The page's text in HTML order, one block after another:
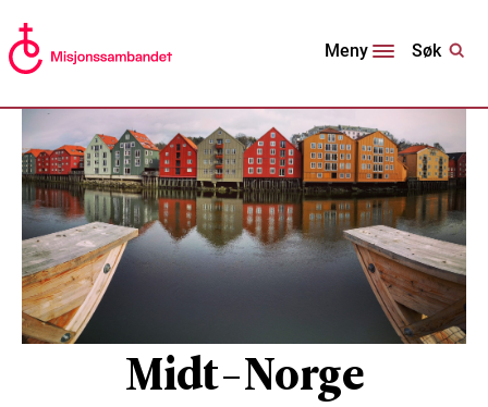
Meny Søk
Midt-Norge